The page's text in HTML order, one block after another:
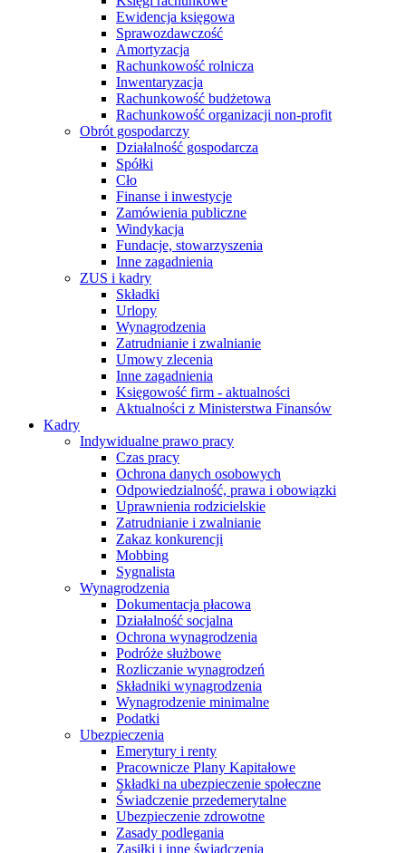
Ewidencja księgowa
Sprawozdawczość
Amortyzacja
Rachunkowość rolnicza
Inwentaryzacja
Rachunkowość budżetowa
Rachunkowość organizacji non-profit
Obrót gospodarczy
Działalność gospodarcza
Spółki
Cło
Finanse i inwestycje
Zamówienia publiczne
Windykacja
Fundacje, stowarzyszenia
Inne zagadnienia
ZUS i kadry
Składki
Urlopy
Wynagrodzenia
Zatrudnianie i zwalnianie
Umowy zlecenia
Inne zagadnienia
Księgowość firm - aktualności
Aktualności z Ministerstwa Finansów
Kadry
Indywidualne prawo pracy
Czas pracy
Ochrona danych osobowych
Odpowiedzialność, prawa i obowiązki
Uprawnienia rodzicielskie
Zatrudnianie i zwalnianie
Zakaz konkurencji
Mobbing
Sygnalista
Wynagrodzenia
Dokumentacja płacowa
Działalność socjalna
Ochrona wynagrodzenia
Podróże służbowe
Rozliczanie wynagrodzeń
Składniki wynagrodzenia
Wynagrodzenie minimalne
Podatki
Ubezpieczenia
Emerytury i renty
Pracownicze Plany Kapitałowe
Składki na ubezpieczenie społeczne
Świadczenie przedemerytalne
Ubezpieczenie zdrowotne
Zasady podlegania
Zasiłki i inne świadczenia